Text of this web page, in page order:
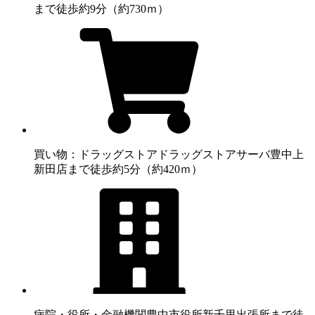
まで徒歩約9分（約730ｍ）
買い物：ドラッグストア ドラッグストアサーバ豊中上
新田店まで徒歩約5分（約420ｍ）